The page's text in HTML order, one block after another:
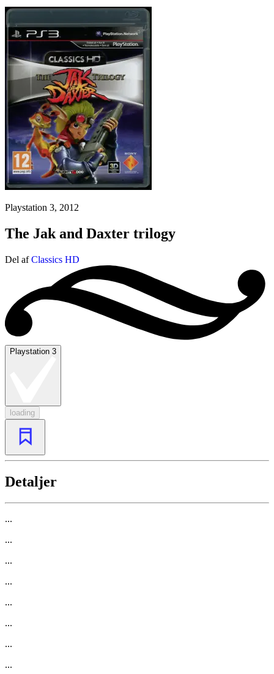
Playstation 3, 2012
The Jak and Daxter trilogy
Del afClassics HD
Playstation 3
loading
Detaljer
...
...
...
...
...
...
...
...